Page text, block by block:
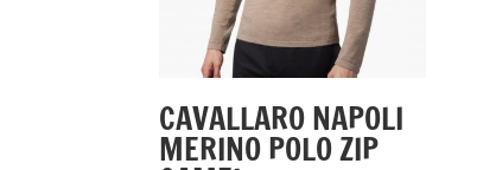
CAVALLARO NAPOLI
MERINO POLO ZIP